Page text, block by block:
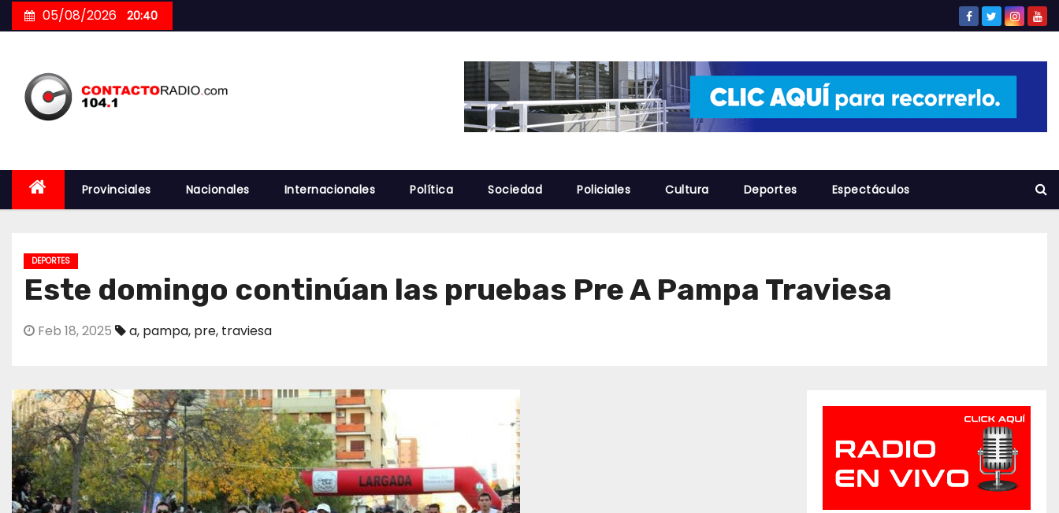
to
05/08/2026 20:40
Provinciales Nacionales Internacionales Política Sociedad Policiales Cultura Deportes Espectáculos
DEPORTES
Este domingo continúan las pruebas Pre A Pampa Traviesa
Feb 18, 2025 a, pampa, pre, traviesa